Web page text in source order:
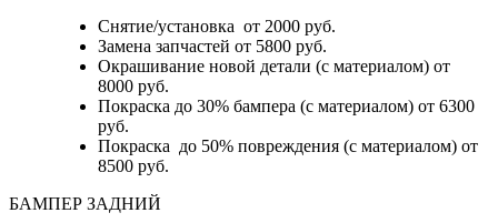
Снятие/установка от 2000 руб.
Замена запчастей от 5800 руб.
Окрашивание новой детали (с материалом) от
8000 руб.
Покраска до 30% бампера (с материалом) от 6300
руб.
Покраска до 50% повреждения (с материалом) от
8500 руб.
БАМПЕР ЗАДНИЙ